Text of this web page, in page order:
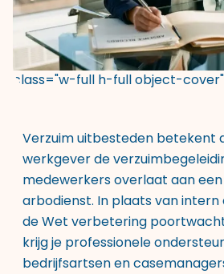
class="w-full h-full object-
Verzuim uitbesteden betekent
werkgever de
medewerkers overlaat aan
arbodienst. In plaats van
de Wet verbetering
krijg je professionele
bedrijfsartsen en